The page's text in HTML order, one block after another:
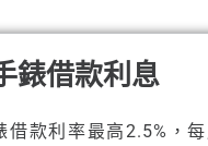
錶借款利息
借款利率最高2.5%，